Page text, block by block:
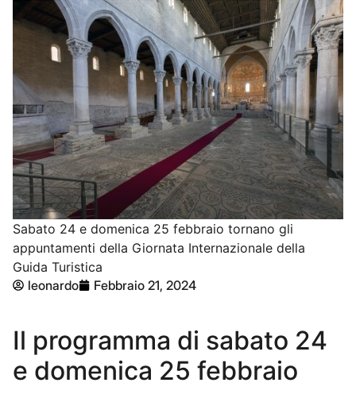
Sabato 24 e domenica 25 febbraio tornano gli
appuntamenti della Giornata Internazionale della
Guida Turistica
leonardo
Febbraio 21, 2024
Il programma di sabato 24
e domenica 25 febbraio